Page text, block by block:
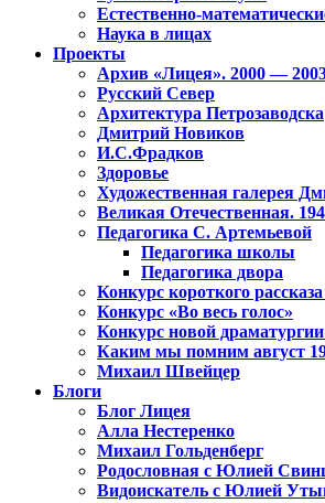
Естественно-
Наука в лицах
Проекты
Архив «Лицея». 2000 —
Русский Север
Архитектура Петрозаводска
Дмитрий Новиков
И.С.Фрадков
Здоровье
Художественная галерея
Великая Отечественная.
Педагогика С. Артемьевой
Педагогика школы
Педагогика двора
Конкурс короткого
Конкурс «Во весь голос»
Конкурс новой
Каким мы помним август
Михаил Швейцер
Блоги
Блог Лицея
Алла Нестеренко
Михаил Гольденберг
Родословная с Юлией
Видоискатель с Юлией